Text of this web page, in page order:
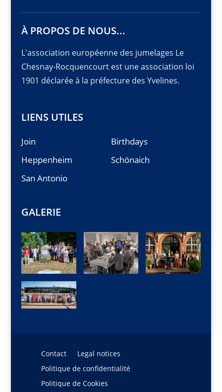
À PROPOS DE NOUS...
L'association européenne des jumelages Le
Chesnay-Rocquencourt est une association loi
1901 déclarée à la préfecture des Yvelines.
LIENS UTILES
Join
Birthdays
Heppenheim
Schönaich
San Antonio
GALERIE
Contact
Legal notices
Politique de confidentialité
Politique de Cookies